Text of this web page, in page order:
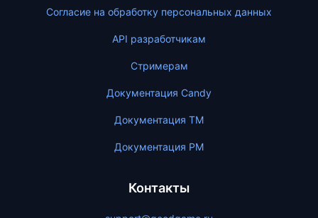
Согласие на обработку персональных данных
API разработчикам
Стримерам
Документация Candy
Документация ТМ
Документация PM
Контакты